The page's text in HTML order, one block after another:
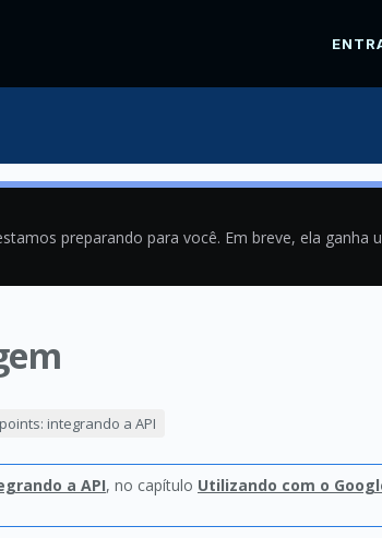
preparando para você. Em breve, ela
integrando a API
a API, no capítulo Utilizando com o